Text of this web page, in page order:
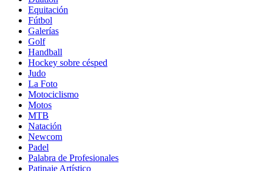
Equitación
Fútbol
Galerías
Golf
Handball
Hockey sobre césped
Judo
La Foto
Motociclismo
Motos
MTB
Natación
Newcom
Padel
Palabra de Profesionales
Patinaje Artístico